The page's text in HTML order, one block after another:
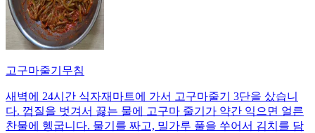
고구마줄기무침
새벽에 24시간 식자재마트에 가서 고구마줄기 3단을 샀습니
다. 껍질을 벗겨서 끓는 물에 고구마 줄기가 약간 익으면 얼른
찬물에 헹굽니다. 물기를 짜고, 밀가루 풀을 쑤어서 김치를 담